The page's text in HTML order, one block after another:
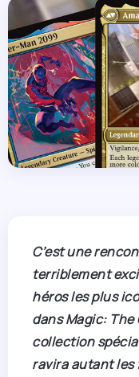
C’est une
terriblement
héros les plus
dans Magic:
collection
ravira autant les